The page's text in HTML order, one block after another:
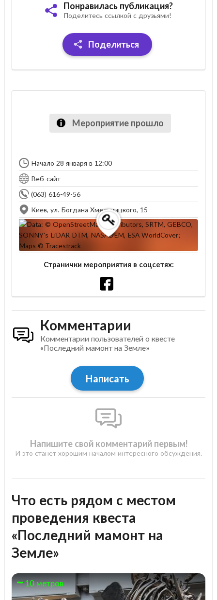
Понравилась публикация?
Поделитесь ссылкой с друзьями!
Поделиться
Мероприятие прошло
Начало 28 января в 12:00
Веб-сайт
(063) 616-49-56
Киев, ул. Богдана Хмельницкого, 15
Странички мероприятия в соцсетях:
Комментарии
Комментарии пользователей о квесте
«Последний мамонт на Земле»
Написать
Напишите свой комментарий первым!
И это станет хорошим началом интересного обсуждения.
Что есть рядом с местом
проведения квеста
«Последний мамонт на
Земле»
10 метров